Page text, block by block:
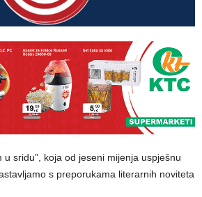
u sridu”, koja od jeseni mijenja uspješnu
s preporukama literarnih noviteta